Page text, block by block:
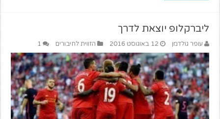
ליברקלופ יוצאת לדרך
עופר גולדמן 12 באוגוסט 2016 הזווית לחיבורים 1